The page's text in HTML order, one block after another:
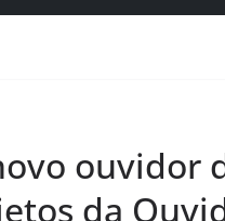
ouvidor
da